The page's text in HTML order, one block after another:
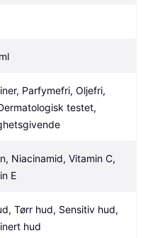
Parfymefri, Oljefri,
testet,
Niacinamid, Vitamin C,
E
Tørr hud, Sensitiv hud,
hud